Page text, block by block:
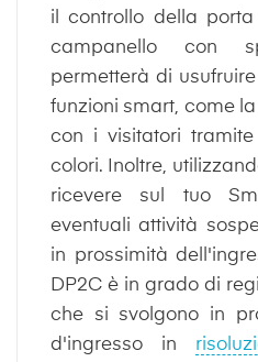
il controllo della
campanello con
permetterà di
funzioni smart, come
con i visitatori
colori. Inoltre,
ricevere sul tuo
eventuali attività
in prossimità
DP2C è in grado di
che si svolgono in
d'ingresso in